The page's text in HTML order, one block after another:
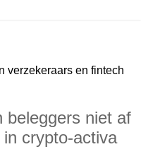
verzekeraars en fintech
beleggers niet af
crypto-activa